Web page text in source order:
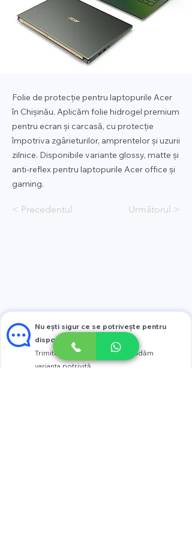
Folie de protecție pentru laptopurile Acer
în Chișinău. Aplicăm folie hidrogel premium
pentru ecran și carcasă, cu protecție
împotriva zgârieturilor, amprentelor și uzurii
zilnice. Disponibile variante glossy, matte și
anti-reflex pentru laptopurile Acer office și
gaming.
< Precedentul Următorul >
Nu ești sigur ce se potrivește pentru
dispozitivul tău?
Trimite modelul și îți recomandăm
varianta potrivită